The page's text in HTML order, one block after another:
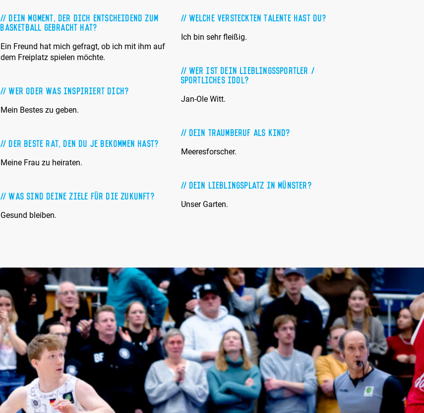
Dein Moment, der Dich entscheidend zum
Basketball gebracht hat?
Ein Freund hat mich gefragt, ob ich mit ihm auf
dem Freiplatz spielen möchte.
Wer oder was inspiriert Dich?
Mein Bestes zu geben.
Der beste Rat, den Du je bekommen hast?
Meine Frau zu heiraten.
Was sind Deine Ziele für die Zukunft?
Gesund bleiben.
Welche versteckten Talente hast Du?
Ich bin sehr fleißig.
Wer ist Dein Lieblingssportler /
sportliches Idol?
Jan-Ole Witt.
Dein Traumberuf als Kind?
Meeresforscher.
Dein Lieblingsplatz in Münster?
Unser Garten.